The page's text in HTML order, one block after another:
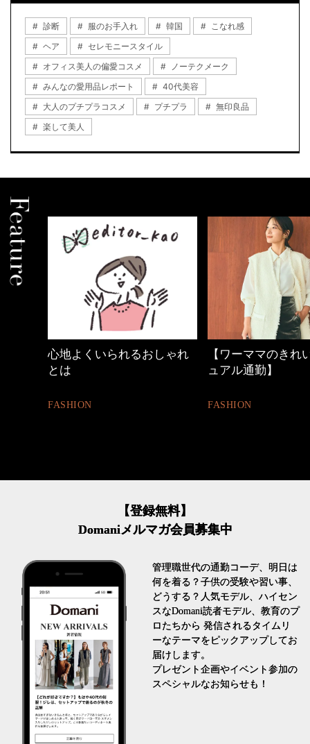
診断 服のお手入れ 韓国
こなれ感
ヘア
セレモニースタイル
オフィス美人の偏愛コスメ
ノーテクメーク
みんなの愛用品レポート
40代美容
大人のプチプラコスメ
プチプラ
無印良品
楽して美人
【ワーママのきれいめカジ
ュアル通勤】
FASHION
働く女性のバッグ
【登録無料】
Domaniメルマガ会員募集中
管理職世代の通勤コーデ、明日は
何を着る？子供の受験や習い事、
どうする？人気モデル、ハイセン
スなDomani読者モデル、教育のプ
ロたちから 発信されるタイムリ
ーなテーマをピックアップしてお
届けします。
プレゼント企画やイベント参加の
スペシャルなお知らせも！